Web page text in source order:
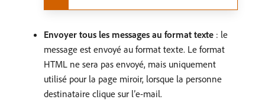
Envoyer tous les messages au format texte : le
message est envoyé au format texte. Le format
HTML ne sera pas envoyé, mais uniquement
utilisé pour la page miroir, lorsque la personne
destinataire clique sur l’e-mail.